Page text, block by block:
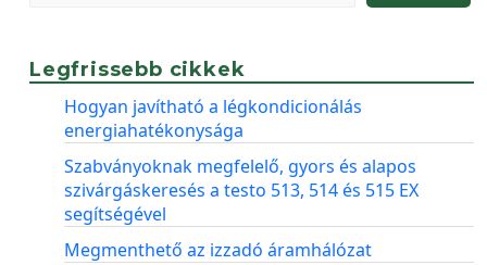
Legfrissebb cikkek
Hogyan javítható a légkondicionálás
energiahatékonysága
Szabványoknak megfelelő, gyors és alapos
szivárgáskeresés a testo 513, 514 és 515 EX
segítségével
Megmenthető az izzadó áramhálózat